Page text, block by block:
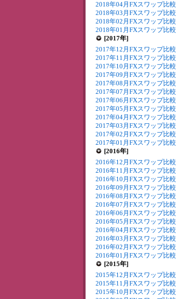
2018年04月FXスワップ比較
2018年03月FXスワップ比較
2018年02月FXスワップ比較
2018年01月FXスワップ比較
[2017年]
2017年12月FXスワップ比較
2017年11月FXスワップ比較
2017年10月FXスワップ比較
2017年09月FXスワップ比較
2017年08月FXスワップ比較
2017年07月FXスワップ比較
2017年06月FXスワップ比較
2017年05月FXスワップ比較
2017年04月FXスワップ比較
2017年03月FXスワップ比較
2017年02月FXスワップ比較
2017年01月FXスワップ比較
[2016年]
2016年12月FXスワップ比較
2016年11月FXスワップ比較
2016年10月FXスワップ比較
2016年09月FXスワップ比較
2016年08月FXスワップ比較
2016年07月FXスワップ比較
2016年06月FXスワップ比較
2016年05月FXスワップ比較
2016年04月FXスワップ比較
2016年03月FXスワップ比較
2016年02月FXスワップ比較
2016年01月FXスワップ比較
[2015年]
2015年12月FXスワップ比較
2015年11月FXスワップ比較
2015年10月FXスワップ比較